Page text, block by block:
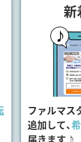
新
ファルマス
追加して、